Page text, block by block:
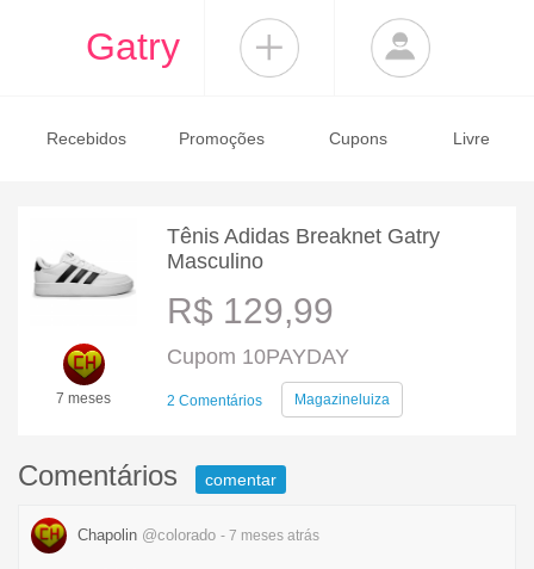
Gatry
Recebidos Promoções Cupons Livre
7 meses
Tênis Adidas Breaknet Gatry
Masculino
R$ 129,99
Cupom 10PAYDAY
2 Comentários Magazineluiza
Comentários comentar
Chapolin @colorado - 7 meses atrás